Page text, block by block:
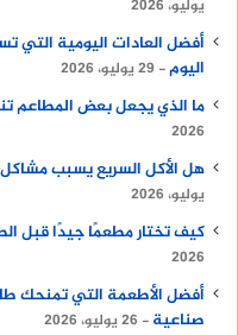
يوليو، 2026
أفضل العادات اليومية
اليوم
29 يوليو، 2026
ما الذي يجعل بعض المطاعم
2026
هل الأكل السريع يسبب
يوليو، 2026
كيف تختار مطعمًا جيدًا قبل
2026
أفضل الأطعمة التي تمنحك
صناعية
26 يوليو، 2026